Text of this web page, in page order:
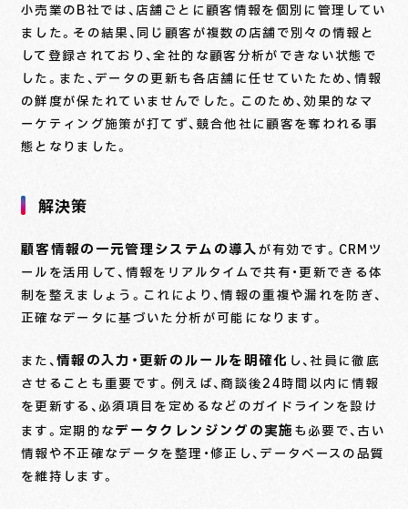
小売業のB社では、店舗ごとに顧客情報を個別に管理してい
ました。その結果、同じ顧客が複数の店舗で別々の情報と
して登録されており、全社的な顧客分析ができない状態で
した。また、データの更新も各店舗に任せていたため、情報
の鮮度が保たれていませんでした。このため、効果的なマ
ーケティング施策が打てず、競合他社に顧客を奪われる事
態となりました。
解決策
顧客情報の一元管理システムの導入が有効です。CRMツ
ールを活用して、情報をリアルタイムで共有・更新できる体
制を整えましょう。これにより、情報の重複や漏れを防ぎ、
正確なデータに基づいた分析が可能になります。
また、情報の入力・更新のルールを明確化 し、社員に徹底
させることも重要です。例えば、商談後24時間以内に情報
を更新する、必須項目を定めるなどのガイドラインを設け
ます。定期的なデータクレンジングの実施 も必要で、古い
情報や不正確なデータを整理・修正し、データベースの品質
を維持します。